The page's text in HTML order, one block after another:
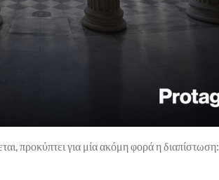
προκύπτει για μία ακόμη φορά η διαπίστωση: